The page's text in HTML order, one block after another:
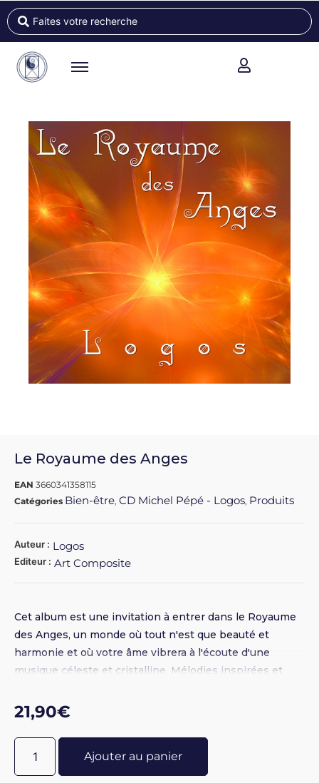
Le Royaume des Anges
EAN 3660341358115
Catégories Bien-être, CD Michel Pépé - Logos, Produits
Auteur : Logos
Editeur : Art Composite
Cet album est une invitation à entrer dans le Royaume
des Anges, un monde où tout n'est que beauté et
harmonie et où votre âme vibrera à l'écoute d'une
musique céleste et cristalline. Mélodies inspirées et
resplendissant de la rencontre avec nos guides
éternels dans une étonnante proximité.
21,90€
Ajouter au panier